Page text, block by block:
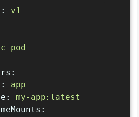
v1
pod
app
my-app:latest